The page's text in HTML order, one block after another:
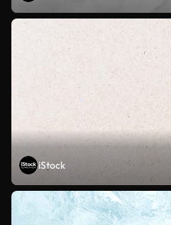
iStock